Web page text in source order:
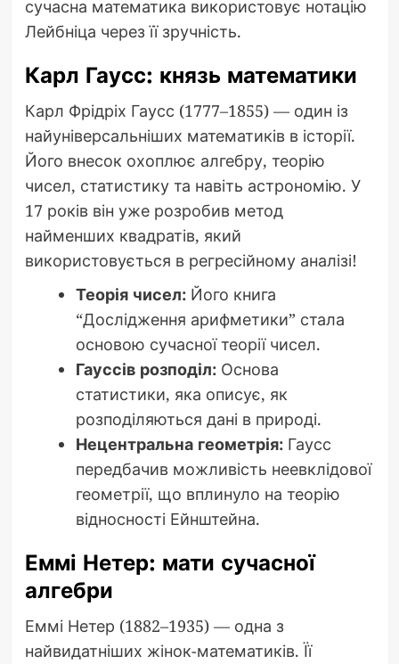
сучасна математика використовує нотацію
Лейбніца через її зручність.
Карл Гаусс: князь математики
Карл Фрідріх Гаусс (1777–1855) — один із
найуніверсальніших математиків в історії.
Його внесок охоплює алгебру, теорію
чисел, статистику та навіть астрономію. У
17 років він уже розробив метод
найменших квадратів, який
використовується в регресійному аналізі!
Теорія чисел:Його книга
“Дослідження арифметики” стала
основою сучасної теорії чисел.
Гауссів розподіл:Основа
статистики, яка описує, як
розподіляються дані в природі.
Нецентральна геометрія:Гаусс
передбачив можливість неевклідової
геометрії, що вплинуло на теорію
відносності Ейнштейна.
Еммі Нетер: мати сучасної
алгебри
Еммі Нетер (1882–1935) — одна з
найвидатніших жінок-математиків. Її